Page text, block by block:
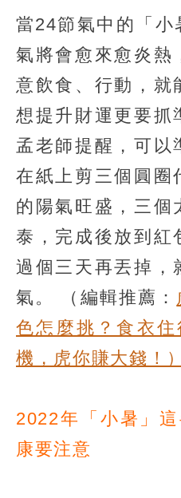
當24節氣中的「小
氣將會愈來愈炎熱
意飲食、行動，就
想提升財運更要抓
孟老師提醒，可以
在紙上剪三個圓圈
的陽氣旺盛，三個
泰，完成後放到紅
過個三天再丟掉，
氣。
（編輯推薦：
色怎麼挑？食衣
機，虎你賺大錢！）
2022年「小暑」
康要注意